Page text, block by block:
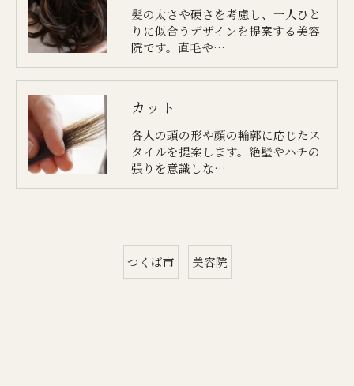
髪の太さや硬さを考慮し、一人ひと
りに似合うデザインを提案する美容
院です。直毛や…
カット
各人の頭の形や顔の輪郭に応じたス
タイルを提案します。絶壁やハチの
張りを意識しな…
つくば市 美容院